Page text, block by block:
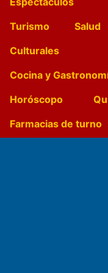
Turismo
Salud
Culturales
Cocina y
Horóscopo
Farmacias de turno